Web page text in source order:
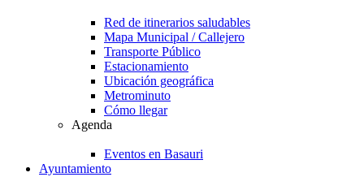
Red de itinerarios saludables
Mapa Municipal / Callejero
Transporte Público
Estacionamiento
Ubicación geográfica
Metrominuto
Cómo llegar
Agenda
Eventos en Basauri
Ayuntamiento